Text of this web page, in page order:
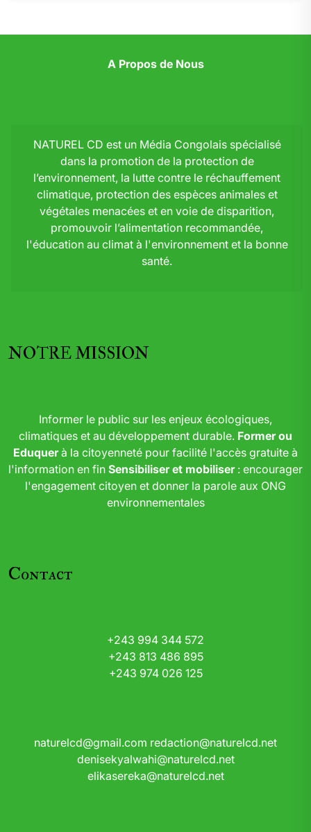
A Propos de Nous
NATUREL CD est un Média Congolais spécialisé
dans la promotion de la protection de
l’environnement, la lutte contre le réchauffement
climatique, protection des espèces animales et
végétales menacées et en voie de disparition,
promouvoir l’alimentation recommandée,
l'éducation au climat à l'environnement et la bonne
santé.
NOTRE MISSION
Informer le public sur les enjeux écologiques,
climatiques et au développement durable. Former ou
Eduquerà la citoyenneté pour facilité l'accès gratuite à
l'information en fin Sensibiliser et mobiliser: encourager
l'engagement citoyen et donner la parole aux ONG
environnementales
Contact
+243 994 344 572
+243 813 486 895
+243 974 026 125
naturelcd@gmail.com redaction@naturelcd.net
denisekyalwahi@naturelcd.net
elikasereka@naturelcd.net